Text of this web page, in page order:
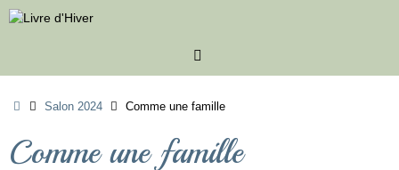
Passer
au
AccueilSalon 2024 Comme une famille
Comme une famille